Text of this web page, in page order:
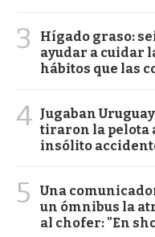
3
Hígado graso:
ayudar a cuidar
hábitos que las
4 Jugaban
tiraron la pelota
insólito
5
Una
un ómnibus la
al chofer: "En